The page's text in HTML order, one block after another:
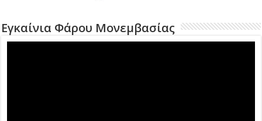
Εγκαίνια Φάρου Μονεμβασίας